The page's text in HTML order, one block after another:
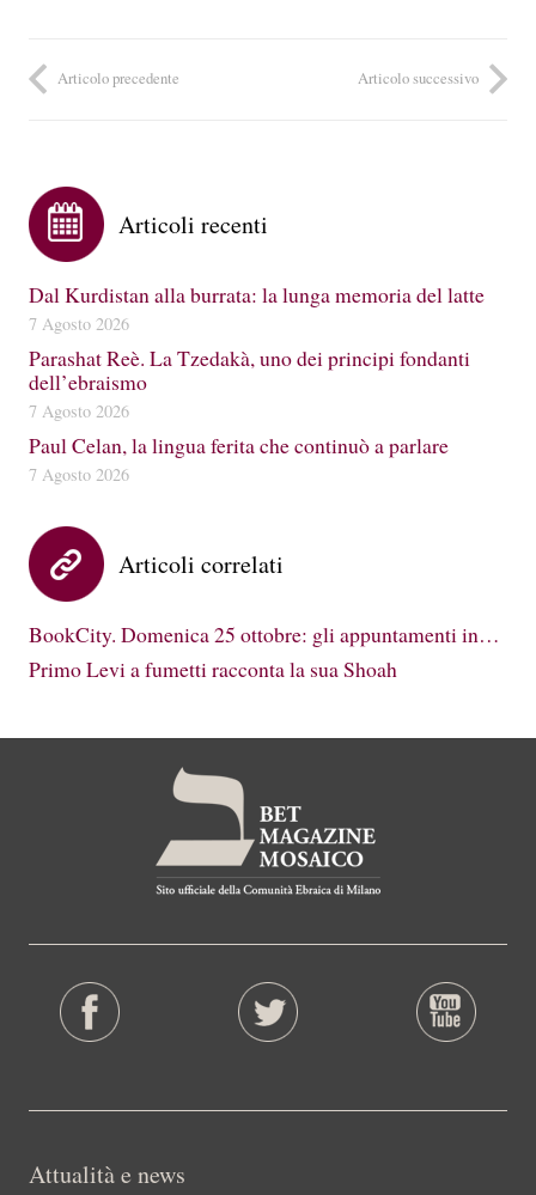
Articolo precedente Articolo successivo
Articoli recenti
Dal Kurdistan alla burrata: la lunga memoria del latte
7 Agosto 2026
Parashat Reè. La Tzedakà, uno dei principi fondanti
dell’ebraismo
7 Agosto 2026
Paul Celan, la lingua ferita che continuò a parlare
7 Agosto 2026
Articoli correlati
BookCity. Domenica 25 ottobre: gli appuntamenti in…
Primo Levi a fumetti racconta la sua Shoah
Attualità e news